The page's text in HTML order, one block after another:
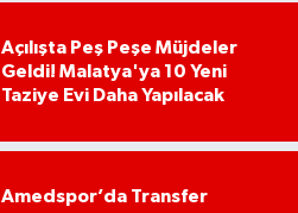
Açılışta Peş Peşe Müjdeler
Geldi! Malatya'ya 10 Yeni
Taziye Evi Daha Yapılacak
Amedspor’da Transfer